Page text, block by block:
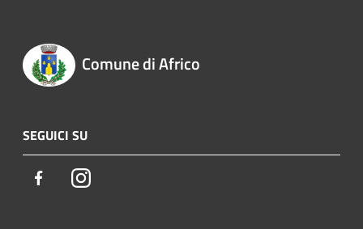
Comune di Africo
SEGUICI SU
FacebookInstagram